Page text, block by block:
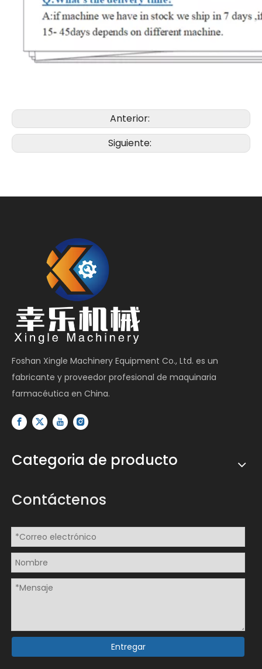
Anterior:
Siguiente:
Foshan Xingle Machinery Equipment Co., Ltd. es un
fabricante y proveedor profesional de maquinaria
farmacéutica en China.
Categoria de producto
Contáctenos
Entregar